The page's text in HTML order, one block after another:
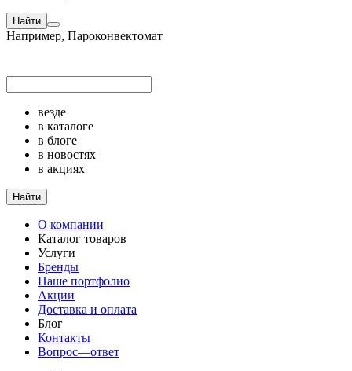
Найти
Например, Пароконвектомат
везде
в каталоге
в блоге
в новостях
в акциях
Найти
О компании
Каталог товаров
Услуги
Бренды
Наше портфолио
Акции
Доставка и оплата
Блог
Контакты
Вопрос—ответ